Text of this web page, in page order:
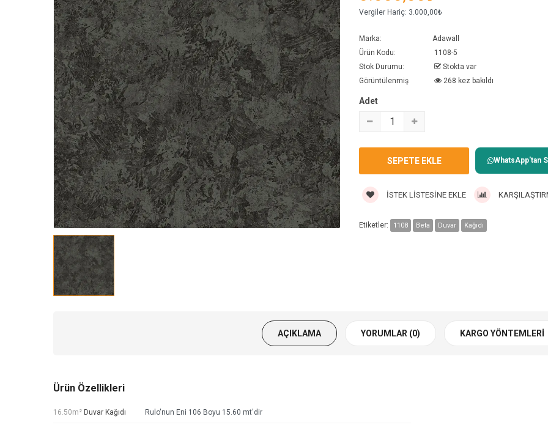
Vergiler Hariç: 3.000,00₺
Marka:
Adawall
Ürün Kodu:
1108-5
Stok Durumu:
Stokta var
Görüntülenmiş
268 kez bakıldı
Adet
WhatsApp'tan
İSTEK LISTESINE EKLE
Etiketler: 1108 Beta Duvar Kağıdı
AÇIKLAMA YORUMLAR (0) KARGO YÖNTEMLERI
Ürün Özellikleri
16.50m² Duvar Kağıdı Rulo'nun Eni 106 Boyu 15.60 mt'dir